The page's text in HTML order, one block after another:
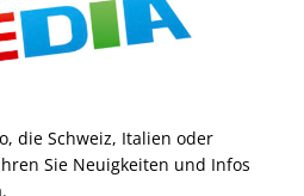
die Schweiz, Italien oder
Sie Neuigkeiten und Infos